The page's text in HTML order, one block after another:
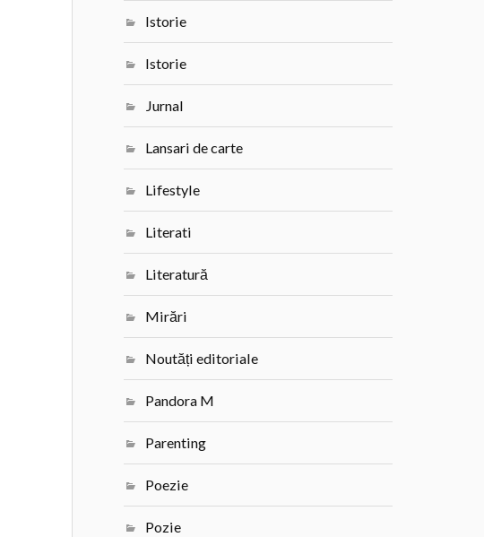
Istorie
Istorie
Jurnal
Lansari de carte
Lifestyle
Literati
Literatură
Mirări
Noutăți editoriale
Pandora M
Parenting
Poezie
Pozie